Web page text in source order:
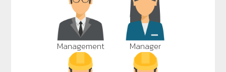
Management Manager